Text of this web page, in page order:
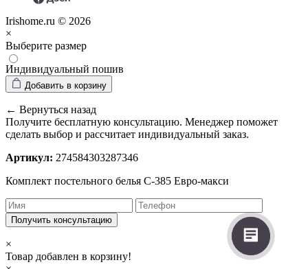
Irishome.ru © 2026
×
Выберите размер
Индивидуальный пошив
Добавить в корзину
← Вернуться назад
Получите бесплатную консультацию. Менеджер поможет
сделать выбор и рассчитает индивидуальный заказ.
Артикул: 274584303287346
Комплект постельного белья С-385 Евро-макси
Получить консультацию
×
Товар добавлен в корзину!